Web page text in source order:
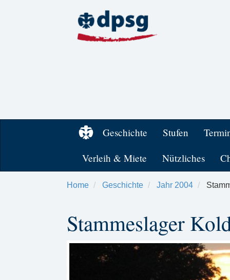
Geschichte Stufen
Verleih & Miete
Nützliches
Home Geschichte Jahr 2004
Stammeslager